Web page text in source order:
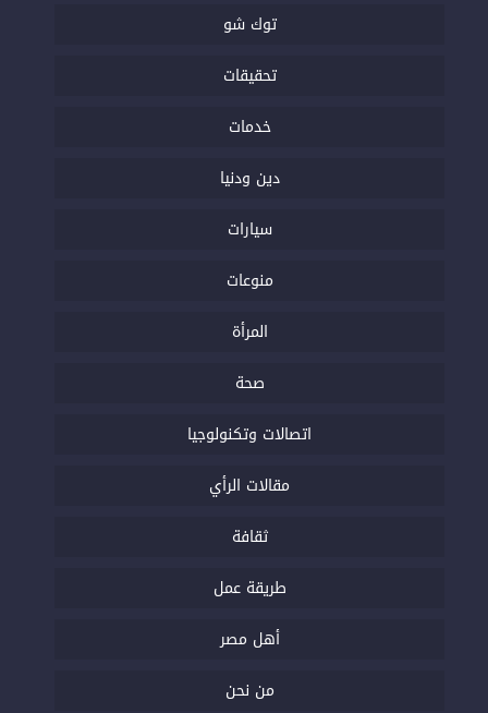
توك شو
تحقيقات
خدمات
دين ودنيا
سيارات
منوعات
المرأة
صحة
اتصالات وتكنولوجيا
مقالات الرأي
ثقافة
طريقة عمل
أهل مصر
من نحن